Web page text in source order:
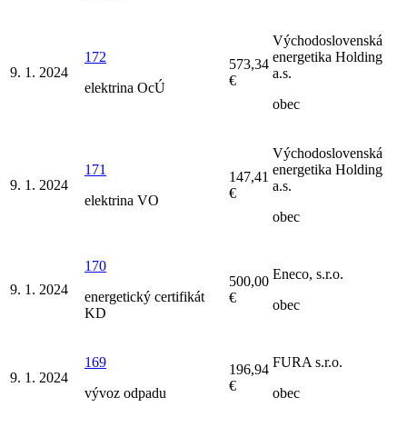
9. 1. 2024
172
elektrina OcÚ
573,34
€
Východoslovenská
energetika Holding
a.s.
obec
9. 1. 2024
171
elektrina VO
147,41
€
Východoslovenská
energetika Holding
a.s.
obec
9. 1. 2024
170
energetický certifikát
KD
500,00
€
Eneco, s.r.o.
obec
9. 1. 2024
169
vývoz odpadu
196,94
€
FURA s.r.o.
obec